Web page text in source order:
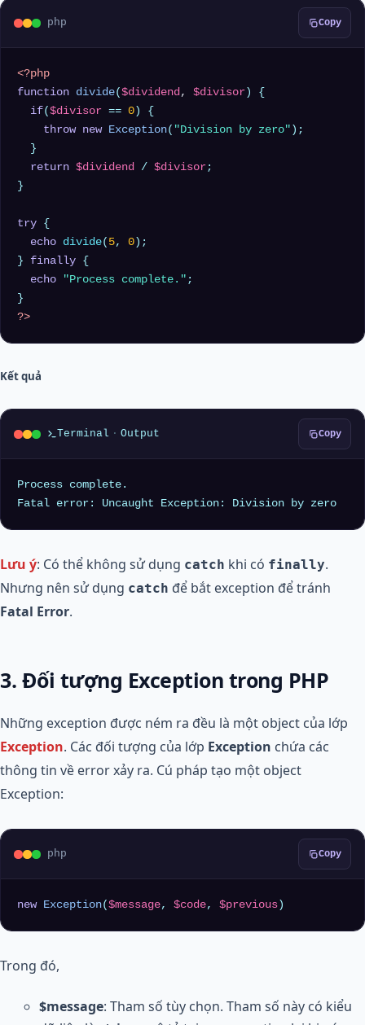
php Copy
<?php
function divide( $dividend, $divisor ) {
if( $divisor == 0 ) {
throw new Exception( "Division by zero" );
  }
return $dividend / $divisor;
}
try {
echo divide( 5, 0 );
} finally {
echo
"Process complete." ;
?>
Kết quả
Terminal · Output Copy
Process complete.
Lưu ý: Có thể không sử dụng catch khi có finally.
Nhưng nên sử dụng catch để bắt exception để tránh
Fatal Error.
3. Đối tượng Exception trong PHP
Những exception được ném ra đều là một object của lớp
Exception. Các đối tượng của lớp Exception chứa các
thông tin về error xảy ra. Cú pháp tạo một object
Exception:
php Copy
new Exception( $message, $code, $previous )
Trong đó,
$message: Tham số tùy chọn. Tham số này có kiểu